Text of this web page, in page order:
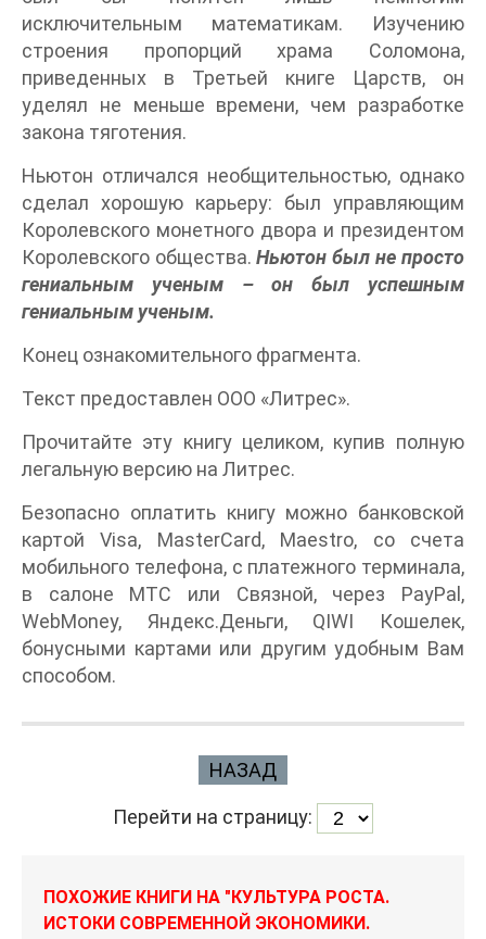
исключительным математикам. Изучению
строения пропорций храма Соломона,
приведенных в Третьей книге Царств, он
уделял не меньше времени, чем разработке
закона тяготения.
Ньютон отличался необщительностью, однако
сделал хорошую карьеру: был управляющим
Королевского монетного двора и президентом
Королевского общества. Ньютон был не просто
гениальным ученым – он был успешным
гениальным ученым.
Конец ознакомительного фрагмента.
Текст предоставлен ООО «Литрес».
Прочитайте эту книгу целиком, купив полную
легальную версию на Литрес.
Безопасно оплатить книгу можно банковской
картой Visa, MasterCard, Maestro, со счета
мобильного телефона, с платежного терминала,
в салоне МТС или Связной, через PayPal,
WebMoney, Яндекс.Деньги, QIWI Кошелек,
бонусными картами или другим удобным Вам
способом.
НАЗАД
Перейти на страницу:
ПОХОЖИЕ КНИГИ НА "КУЛЬТУРА РОСТА.
ИСТОКИ СОВРЕМЕННОЙ ЭКОНОМИКИ.